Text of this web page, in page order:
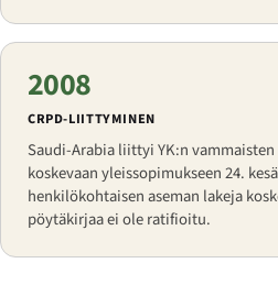
2008
CRPD-LIITTYMINEN
Saudi-Arabia liittyi YK:n
koskevaan yleissopimukseen 24.
henkilökohtaisen aseman lakeja
pöytäkirjaa ei ole ratifioitu.